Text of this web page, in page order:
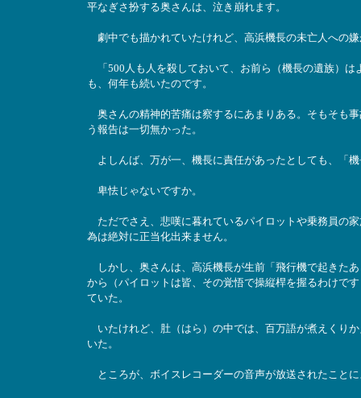
平なぎさ扮する奥さんは、泣き崩れます。
劇中でも描かれていたけれど、高浜機長の未亡人への
「500人も人を殺しておいて、お前ら（機長の遺族）は
も、何年も続いたのです。
奥さんの精神的苦痛は察するにあまりある。そもそも
う報告は一切無かった。
よしんば、万が一、機長に責任があったとしても、「
卑怯じゃないですか。
ただでさえ、悲嘆に暮れているパイロットや乗務員の
為は絶対に正当化出来ません。
しかし、奥さんは、高浜機長が生前「飛行機で起きた
から（パイロットは皆、その覚悟で操縦桿を握るわけで
ていた。
いたけれど、肚（はら）の中では、百万語が煮えくり
いた。
ところが、ボイスレコーダーの音声が放送されたこと